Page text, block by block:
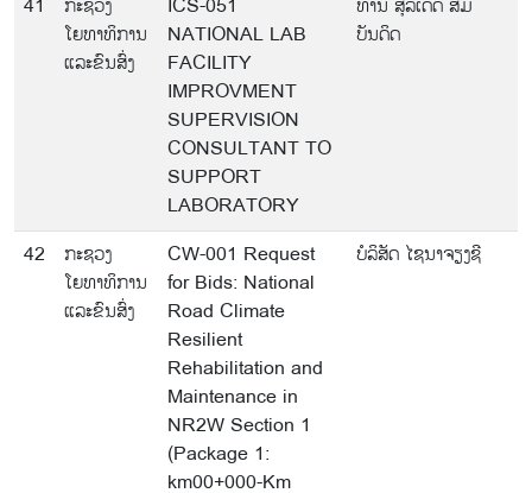
41
ກະຊວງ
ໂຍທາທິການ
ແລະຂົນສົ່ງ
ICS-051
NATIONAL LAB
FACILITY
IMPROVMENT
SUPERVISION
CONSULTANT TO
SUPPORT
LABORATORY
ທ່ານ ສຸລິເດດ ສົມ
ບັນດິດ
42
ກະຊວງ
ໂຍທາທິການ
ແລະຂົນສົ່ງ
CW-001 Request
for Bids: National
Road Climate
Resilient
Rehabilitation and
Maintenance in
NR2W Section 1
(Package 1:
km00+000-Km
ບໍລິສັດ ໄຊນາຈຽງຊີ